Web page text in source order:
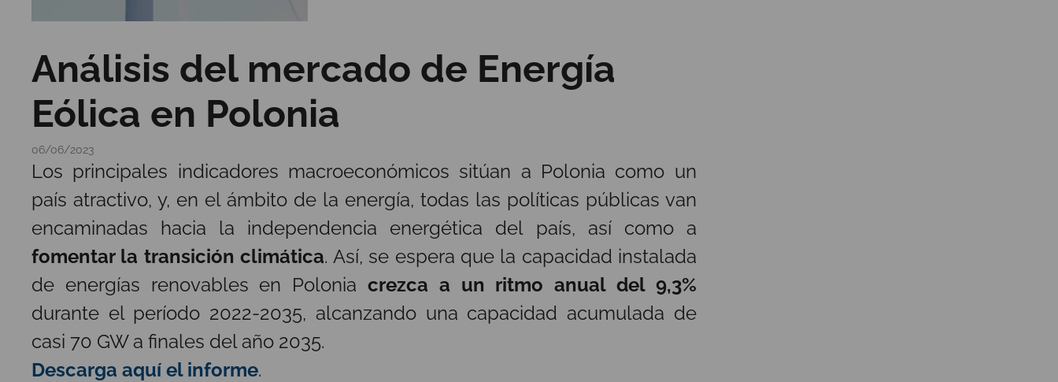
Análisis del mercado de Energía
Eólica en Polonia
06/06/2023
Los principales indicadores macroeconómicos sitúan a Polonia como un
país atractivo, y, en el ámbito de la energía, todas las políticas públicas van
encaminadas hacia la independencia energética del país, así como a
fomentar la transición climática. Así, se espera que la capacidad instalada
de energías renovables en Polonia crezca a un ritmo anual del 9,3%
durante el período 2022-2035, alcanzando una capacidad acumulada de
casi 70 GW a finales del año 2035.
Descarga aquí el informe.